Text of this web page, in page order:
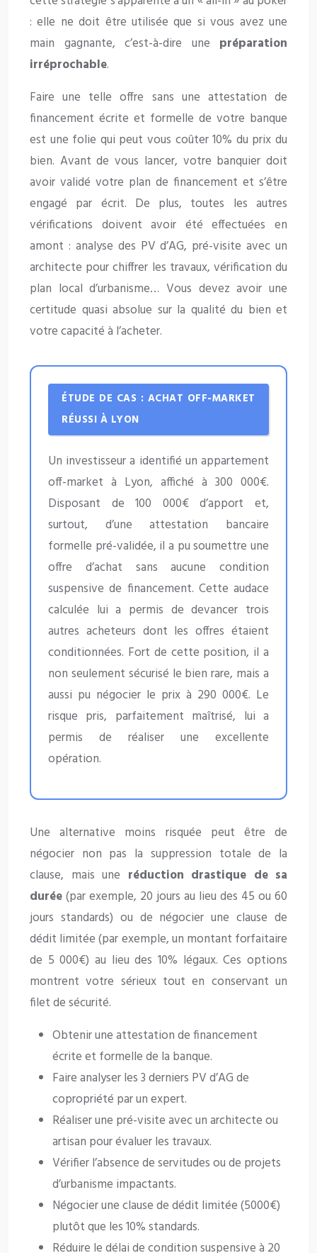
: elle ne doit être utilisée que si vous avez une
main gagnante, c’est-à-dire une préparation
irréprochable.
Faire une telle offre sans une attestation de
financement écrite et formelle de votre banque
est une folie qui peut vous coûter 10% du prix du
bien. Avant de vous lancer, votre banquier doit
avoir validé votre plan de financement et s’être
engagé par écrit. De plus, toutes les autres
vérifications doivent avoir été effectuées en
amont : analyse des PV d’AG, pré-visite avec un
architecte pour chiffrer les travaux, vérification du
plan local d’urbanisme… Vous devez avoir une
certitude quasi absolue sur la qualité du bien et
votre capacité à l’acheter.
ÉTUDE DE CAS : ACHAT OFF-MARKET
RÉUSSI À LYON
Un investisseur a identifié un appartement
off-market à Lyon, affiché à 300 000€.
Disposant de 100 000€ d’apport et,
surtout, d’une attestation bancaire
formelle pré-validée, il a pu soumettre une
offre d’achat sans aucune condition
suspensive de financement. Cette audace
calculée lui a permis de devancer trois
autres acheteurs dont les offres étaient
conditionnées. Fort de cette position, il a
non seulement sécurisé le bien rare, mais a
aussi pu négocier le prix à 290 000€. Le
risque pris, parfaitement maîtrisé, lui a
permis de réaliser une excellente
opération.
Une alternative moins risquée peut être de
négocier non pas la suppression totale de la
clause, mais une réduction drastique de sa
durée(par exemple, 20 jours au lieu des 45 ou 60
jours standards) ou de négocier une clause de
dédit limitée (par exemple, un montant forfaitaire
de 5 000€) au lieu des 10% légaux. Ces options
montrent votre sérieux tout en conservant un
filet de sécurité.
Obtenir une attestation de financement
écrite et formelle de la banque.
Faire analyser les 3 derniers PV d’AG de
copropriété par un expert.
Réaliser une pré-visite avec un architecte ou
artisan pour évaluer les travaux.
Vérifier l’absence de servitudes ou de projets
d’urbanisme impactants.
Négocier une clause de dédit limitée (5000€)
plutôt que les 10% standards.
Réduire le délai de condition suspensive à 20